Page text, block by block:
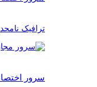
ترافیک
سرور